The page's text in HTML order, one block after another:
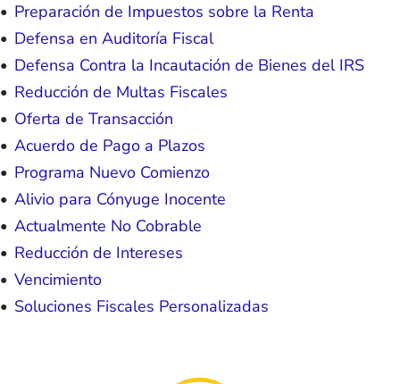
Preparación de Impuestos sobre la Renta
Defensa en Auditoría Fiscal
Defensa Contra la Incautación de Bienes del IRS
Reducción de Multas Fiscales
Oferta de Transacción
Acuerdo de Pago a Plazos
Programa Nuevo Comienzo
Alivio para Cónyuge Inocente
Actualmente No Cobrable
Reducción de Intereses
Vencimiento
Soluciones Fiscales Personalizadas